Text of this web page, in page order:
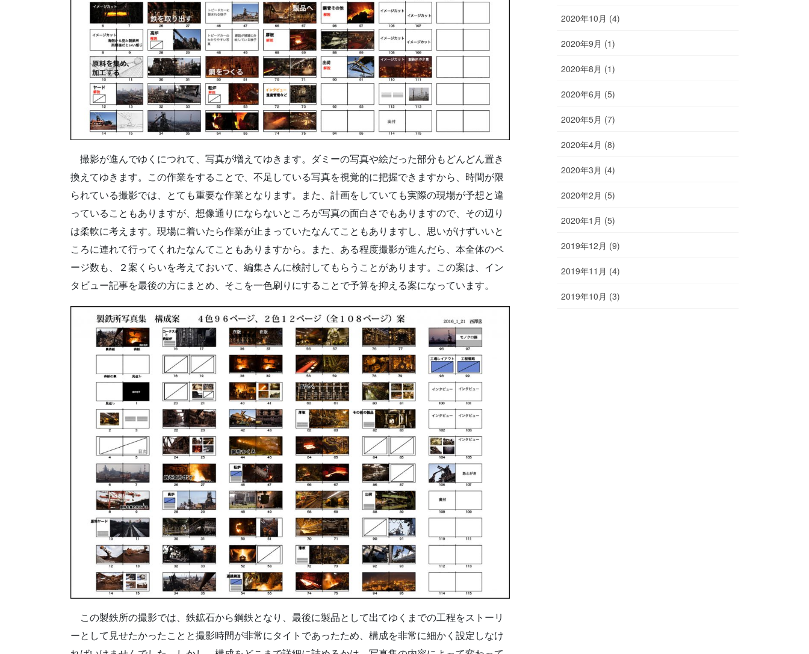
撮影が進んでゆくにつれて、写真が増えてゆきます。ダミーの写真や絵だった部分もどんどん置き
換えてゆきます。この作業をすることで、不足している写真を視覚的に把握できますから、時間が限
られている撮影では、とても重要な作業となります。また、計画をしていても実際の現場が予想と違
っていることもありますが、想像通りにならないところが写真の面白さでもありますので、その辺り
は柔軟に考えます。現場に着いたら作業が止まっていたなんてこともありますし、思いがけずいいと
ころに連れて行ってくれたなんてこともありますから。また、ある程度撮影が進んだら、本全体のペ
ージ数も、２案くらいを考えておいて、編集さんに検討してもらうことがあります。この案は、イン
タビュー記事を最後の方にまとめ、そこを一色刷りにすることで予算を抑える案になっています。
この製鉄所の撮影では、鉄鉱石から鋼鉄となり、最後に製品として出てゆくまでの工程をストーリ
ーとして見せたかったことと撮影時間が非常にタイトであったため、構成を非常に細かく設定しなけ
2020年10月 (4)
2020年9月 (1)
2020年8月 (1)
2020年6月 (5)
2020年5月 (7)
2020年4月 (8)
2020年3月 (4)
2020年2月 (5)
2020年1月 (5)
2019年12月 (9)
2019年11月 (4)
2019年10月 (3)